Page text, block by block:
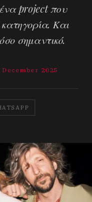
project που
Και
σημαντικό.
December 2025